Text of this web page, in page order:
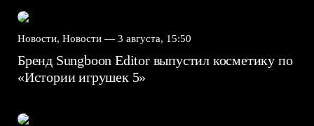
Новости, Новости — 3 августа, 15:50
Бренд Sungboon Editor выпустил косметику по
«Истории игрушек 5»